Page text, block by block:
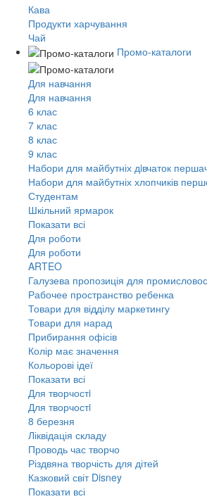
Кава
Продукти харчування
Чай
Промо-каталоги
Для навчання
Для навчання
6 клас
7 клас
8 клас
9 клас
Набори для майбутніх дiвчаток
Набори для майбутніх хлопчиків
Студентам
Шкільний ярмарок
Показати всі
Для роботи
Для роботи
ARTEO
Галузева пропозиція для
Рабочее пространство ребенка
Товари для відділу маркетингу
Товари для нарад
Прибирання офісів
Колір має значення
Кольорові ідеї
Показати всі
Для творчостi
Для творчостi
8 березня
Ліквідація складу
Проводь час творчо
Різдвяна творчість для дітей
Казковий світ Disney
Показати всі